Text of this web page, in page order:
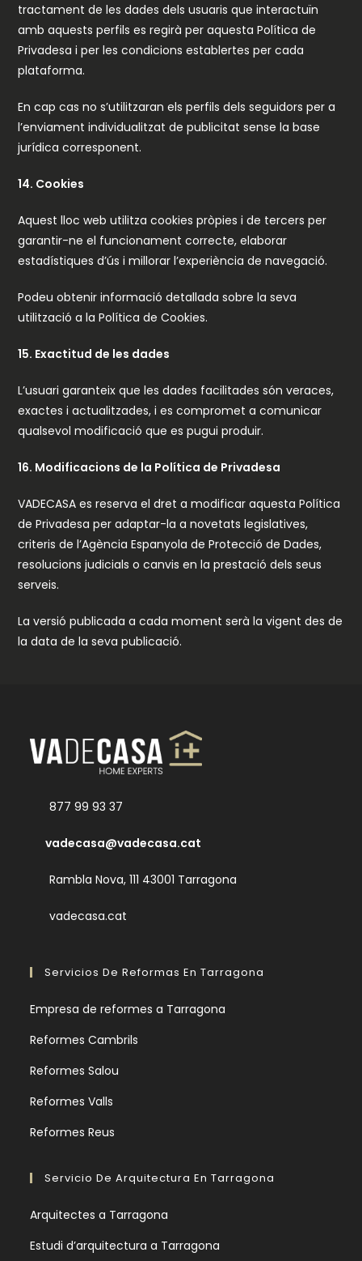
tractament de les dades dels usuaris que interactuïn
amb aquests perfils es regirà per aquesta Política de
Privadesa i per les condicions establertes per cada
plataforma.
En cap cas no s’utilitzaran els perfils dels seguidors per a
l’enviament individualitzat de publicitat sense la base
jurídica corresponent.
14. Cookies
Aquest lloc web utilitza cookies pròpies i de tercers per
garantir-ne el funcionament correcte, elaborar
estadístiques d’ús i millorar l’experiència de navegació.
Podeu obtenir informació detallada sobre la seva
utilització a la Política de Cookies.
15. Exactitud de les dades
L’usuari garanteix que les dades facilitades són veraces,
exactes i actualitzades, i es compromet a comunicar
qualsevol modificació que es pugui produir.
16. Modificacions de la Política de Privadesa
VADECASA es reserva el dret a modificar aquesta Política
de Privadesa per adaptar-la a novetats legislatives,
criteris de l’Agència Espanyola de Protecció de Dades,
resolucions judicials o canvis en la prestació dels seus
serveis.
La versió publicada a cada moment serà la vigent des de
la data de la seva publicació.
877 99 93 37
vadecasa@vadecasa.cat
Rambla Nova, 111 43001 Tarragona
vadecasa.cat
Servicios De Reformas En Tarragona
Empresa de reformes a Tarragona
Reformes Cambrils
Reformes Salou
Reformes Valls
Reformes Reus
Servicio De Arquitectura En Tarragona
Arquitectes a Tarragona
Estudi d’arquitectura a Tarragona